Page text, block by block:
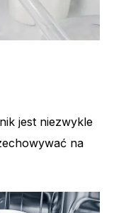
jest niezwykle
na